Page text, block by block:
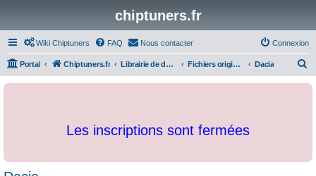
chiptuners.fr
Wiki Chiptuners FAQ Nous contacter Connexion
Portal Chiptuners.fr Librairie de documents et originaux Fichiers originaux Dacia
c
Les inscriptions sont fermées